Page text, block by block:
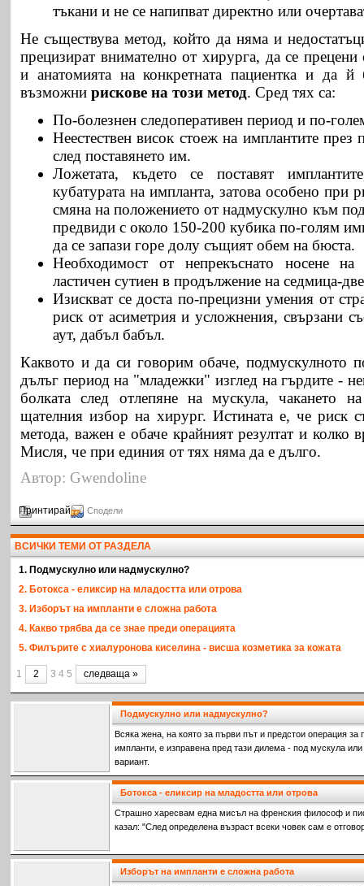
тъкани и не се напипват директно или
Не съществува метод, който да няма и
прецизират внимателно от хирурга, да се прецени
и анатомията на конкретната пациентка и да й
възможни рискове на този метод. Сред тях са:
По-болезнен следоперативен период и по-
Неестествен висок стоеж на имплантите през
след поставянето им.
Ложетата, където се поставят
кубатурата на импланта, затова особено при
смяна на положението от надмускулно към
предвиди с около 150-200 кубика по-голям
да се запази горе долу същият обем на бюста.
Необходимост от непрекъснато носене на
ластичен сутиен в продължение на седмица-
Изискват се доста по-прецизни умения от
риск от асиметрия и усложнения, свързани
аут, дабъл бабъл.
Каквото и да си говорим обаче, подмускулното
дълъг период на "младежки" изглед на гърдите -
болката след отлепяне на мускула, чакането
щателния избор на хирург. Истината е, че риск
метода, важен е обаче крайният резултат и
Мисля, че при единия от тях няма да е дълго.
Автор: Gwendoline
Принтирай Сподели
ВСИЧКИ ТЕМИ ОТ РАЗДЕЛА
1. Подмускулно или надмускулно?
2. Ботокса - еликсир на младостта или отрова
3. Изборът на импланти е сложна работа
4. Какво трябва да се знае преди операцията
5. Филърите с хиалуронова киселина - висша козметика за кожата
1 2 3 4 5 следваща »
Подмускулно или надмускулно?
Всяка жена, на която за първи път и предстои операция за
импланти, е изправена пред тази дилема - под мускула
вариант.
Ботокса - еликсир на младостта или отрова
Страшно харесвам една мисъл на френския философ и
казал: "След определена възраст всеки човек сам е
Изборът на импланти е сложна работа